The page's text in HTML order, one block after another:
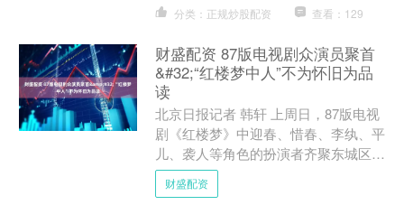
分类：正规炒股配资 查看：129
财盛配资 87版电视剧众演员聚首
&#32;“红楼梦中人”不为怀旧为品
读
北京日报记者 韩轩 上周日，87版电视
剧《红楼梦》中迎春、惜春、李纨、平
儿、袭人等角色的扮演者齐聚东城区图
书馆，参加“红楼梦中人品读会”成立一
周年主题活动。她们....
财盛配资